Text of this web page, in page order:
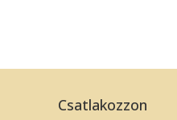
Csatlakozzon